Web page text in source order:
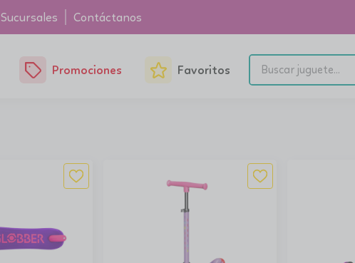
Sucursales Contáctanos
Promociones Favoritos